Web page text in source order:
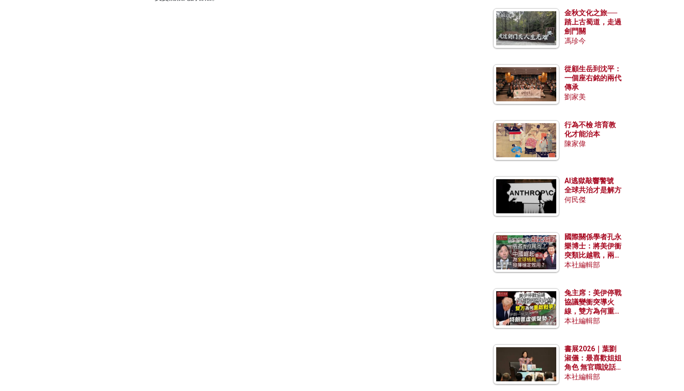
金秋文化之旅──
踏上古蜀道，走過
劍門關
馮珍今
從顧生岳到沈平：
一個座右銘的兩代
傳承
劉家美
行為不檢 培育教
化才能治本
陳家偉
AI逃獄敲響警號
全球共治才是解方
何民傑
國際關係學者孔永
樂博士：將美伊衝
突類比越戰，兩者
有何異同？中國崛
本社編輯部
兔主席：美伊停戰
協議變衝突導火
線，雙方為何重啟
戰爭？伊朗一早洞
本社編輯部
書展2026｜葉劉
淑儀：最喜歡姐姐
角色 無官職說話
包袱少
本社編輯部